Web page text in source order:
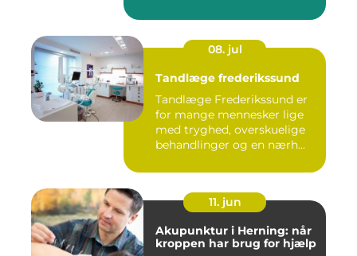
08. jul
Tandlæge frederikssund
Tandlæge Frederikssund er
for mange mennesker lige
med tryghed, overskuelige
behandlinger og en nærh...
11. jun
Akupunktur i Herning: når
kroppen har brug for hjælp